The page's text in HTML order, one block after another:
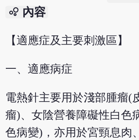
bubble_chart 內容
【適應症及主要刺激區】
一、適應病症
電熱針主要用於淺部腫瘤(
瘤)、女陰營養障礙性白色
色病變)，亦用於宮頸息肉